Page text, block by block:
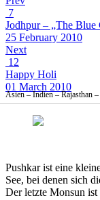
7
Jodhpur – „The Blue
25 February 2010
Next
12
Happy Holi
01 March 2010
Asien – Indien – Rajasthan
Pushkar ist eine
See, bei denen sich
Der letzte Monsun ist